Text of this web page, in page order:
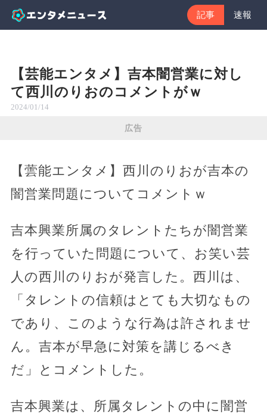
記事 速報
【芸能エンタメ】吉本闇営業に対し
て西川のりおのコメントがｗ
2024/01/14
広告
【蕓能エンタメ】西川のりおが吉本の
闇営業問題についてコメントｗ
吉本興業所属のタレントたちが闇営業
を行っていた問題について、お笑い芸
人の西川のりおが発言した。西川は、
「タレントの信頼はとても大切なもの
であり、このような行為は許されませ
ん。吉本が早急に対策を講じるべき
だ」とコメントした。
吉本興業は、所属タレントの中に闇営